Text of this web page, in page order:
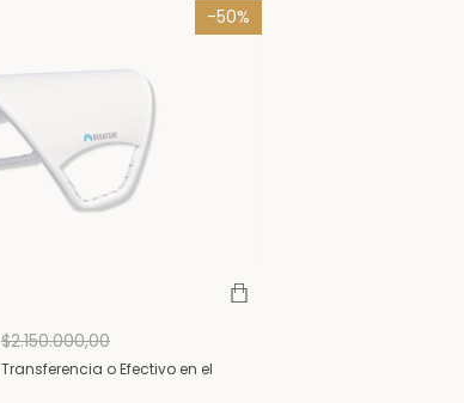
-50%
$2.150.000,00
Transferencia o Efectivo en el